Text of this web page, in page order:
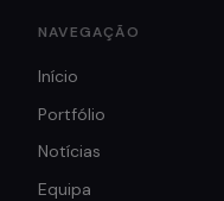
NAVEGAÇÃO
Início
Portfólio
Notícias
Equipa